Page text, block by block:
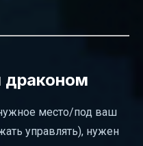
драконом
место/под ваш
управлять), нужен